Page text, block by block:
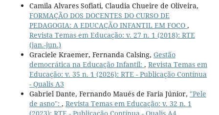
Camila Alvares Sofiati, Claudia Chueire de Oliveira,
FORMAÇÃO DOS DOCENTES DO CURSO DE
PEDAGOGIA: A EDUCAÇÃO INFANTIL EM FOCO ,
Revista Temas em Educação: v. 27 n. 1 (2018): RTE
(jan.-jun.)
Graciele Kraemer, Fernanda Calsing, Gestão
democrática na Educação Infantil: , Revista Temas em
Educação: v. 35 n. 1 (2026): RTE - Publicação Contínua
- Qualis A3
Gabriel Dante, Fernando Maués de Faria Júnior, "Pele
de asno": , Revista Temas em Educação: v. 32 n. 1